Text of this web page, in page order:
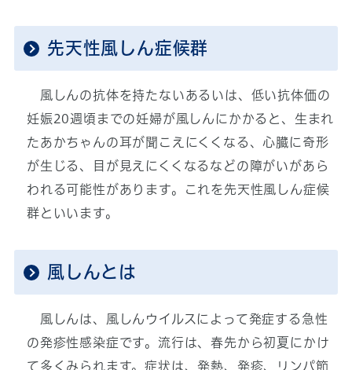
先天性風しん症候群
風しんの抗体を持たないあるいは、低い抗体価の
妊娠20週頃までの妊婦が風しんにかかると、生まれ
たあかちゃんの耳が聞こえにくくなる、心臓に奇形
が生じる、目が見えにくくなるなどの障がいがあら
われる可能性があります。これを先天性風しん症候
群といいます。
風しんとは
風しんは、風しんウイルスによって発症する急性
の発疹性感染症です。流行は、春先から初夏にかけ
て多くみられます。症状は、発熱、発疹、リンパ節